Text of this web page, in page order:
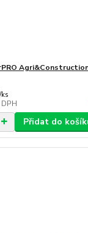
Agri&Construction
ks
Přidat do